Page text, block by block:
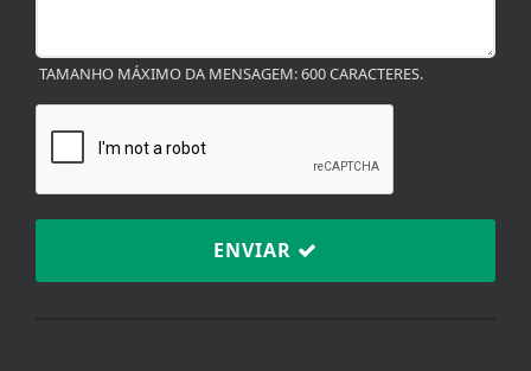
TAMANHO MÁXIMO DA MENSAGEM: 600 CARACTERES.
ENVIAR
Termos de Uso e Privacidade
Esse site utiliza cookies para melhorar sua